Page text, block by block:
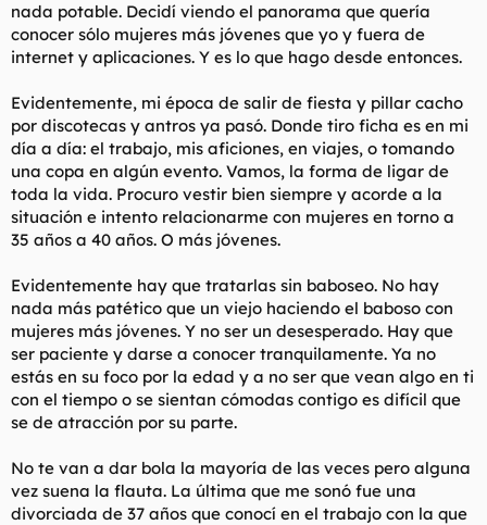
nada potable. Decidí viendo el panorama que quería
conocer sólo mujeres más jóvenes que yo y fuera de
internet y aplicaciones. Y es lo que hago desde entonces.
Evidentemente, mi época de salir de fiesta y pillar cacho
por discotecas y antros ya pasó. Donde tiro ficha es en mi
día a día: el trabajo, mis aficiones, en viajes, o tomando
una copa en algún evento. Vamos, la forma de ligar de
toda la vida. Procuro vestir bien siempre y acorde a la
situación e intento relacionarme con mujeres en torno a
35 años a 40 años. O más jóvenes.
Evidentemente hay que tratarlas sin baboseo. No hay
nada más patético que un viejo haciendo el baboso con
mujeres más jóvenes. Y no ser un desesperado. Hay que
ser paciente y darse a conocer tranquilamente. Ya no
estás en su foco por la edad y a no ser que vean algo en ti
con el tiempo o se sientan cómodas contigo es difícil que
se de atracción por su parte.
No te van a dar bola la mayoría de las veces pero alguna
vez suena la flauta. La última que me sonó fue una
divorciada de 37 años que conocí en el trabajo con la que